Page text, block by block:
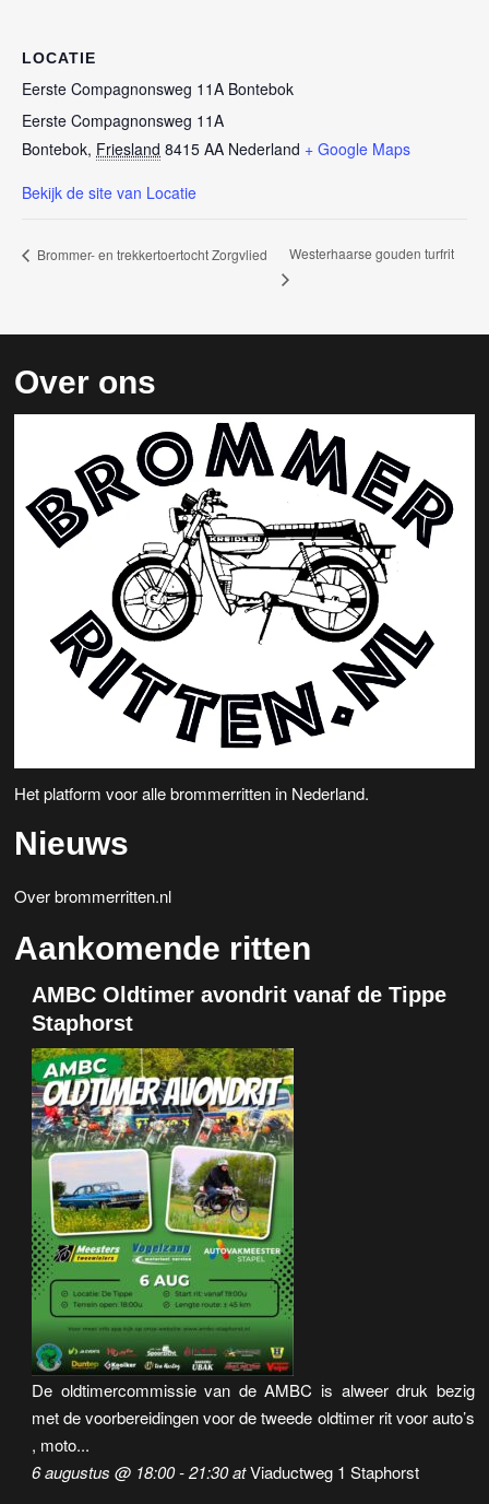
LOCATIE
Eerste Compagnonsweg 11A Bontebok
Eerste Compagnonsweg 11A
Bontebok, Friesland 8415 AA Nederland + Google Maps
Bekijk de site van Locatie
Brommer- en trekkertoertocht Zorgvlied Westerhaarse gouden turfrit
Over ons
Het platform voor alle brommerritten in Nederland.
Nieuws
Over brommerritten.nl
Aankomende ritten
AMBC Oldtimer avondrit vanaf de Tippe
Staphorst
De oldtimercommissie van de AMBC is alweer druk bezig
met de voorbereidingen voor de tweede oldtimer rit voor auto’s
, moto...
6 augustus @ 18:00-21:30atViaductweg 1 Staphorst